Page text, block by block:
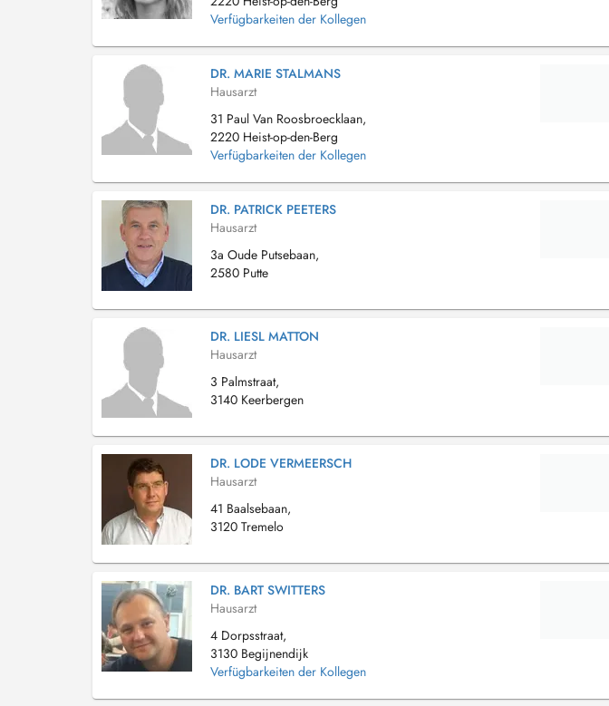
Verfügbarkeiten der Kollegen
DR. MARIE STALMANS
Hausarzt
31 Paul Van Roosbroecklaan,
2220 Heist-op-den-Berg
Verfügbarkeiten der Kollegen
DR. PATRICK PEETERS
Hausarzt
3a Oude Putsebaan,
2580 Putte
DR. LIESL MATTON
Hausarzt
3 Palmstraat,
3140 Keerbergen
DR. LODE VERMEERSCH
Hausarzt
41 Baalsebaan,
3120 Tremelo
DR. BART SWITTERS
Hausarzt
4 Dorpsstraat,
3130 Begijnendijk
Verfügbarkeiten der Kollegen